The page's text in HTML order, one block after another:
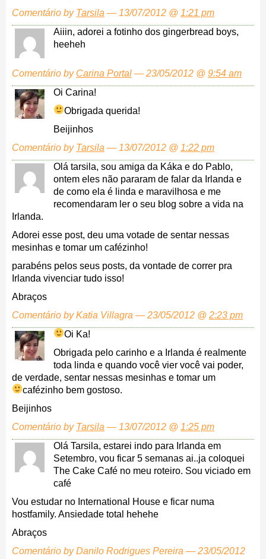
Comentário by Tarsila — 13/07/2012 @ 1:21 pm
Aiiin, adorei a fotinho dos gingerbread boys,
heeheh
Comentário by Carina Portal — 23/05/2012 @ 9:54 am
Oi Carina!
Obrigada querida!
Beijinhos
Comentário by Tarsila — 13/07/2012 @ 1:22 pm
Olá tarsila, sou amiga da Káka e do Pablo,
ontem eles não pararam de falar da Irlanda e
de como ela é linda e maravilhosa e me
recomendaram ler o seu blog sobre a vida na
Irlanda.
Adorei esse post, deu uma votade de sentar nessas
mesinhas e tomar um cafézinho!
parabéns pelos seus posts, da vontade de correr pra
Irlanda vivenciar tudo isso!
Abraços
Comentário by Katia Villagra — 23/05/2012 @ 2:23 pm
Oi Ka!
Obrigada pelo carinho e a Irlanda é realmente
toda linda e quando você vier você vai poder,
de verdade, sentar nessas mesinhas e tomar um
cafézinho bem gostoso.
Beijinhos
Comentário by Tarsila — 13/07/2012 @ 1:25 pm
Olá Tarsila, estarei indo para Irlanda em
Setembro, vou ficar 5 semanas ai..ja coloquei
The Cake Café no meu roteiro. Sou viciado em
café
Vou estudar no International House e ficar numa
hostfamily. Ansiedade total hehehe
Abraços
Comentário by Danilo Rodrigues Pereira — 23/05/2012